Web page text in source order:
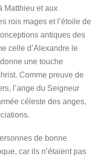
Matthieu et aux
rois mages et l’étoile de
antiques des
celle d’Alexandre le
une touche
Comme preuve de
l’ange du Seigneur
céleste des anges,
de bonne
car ils n’étaient pas